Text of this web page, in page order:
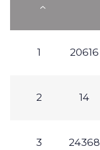
1 20616
2 14
3 24368